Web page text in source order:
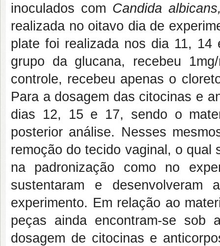
inoculados com Candida
realizada no oitavo dia de
plate foi realizada nos dia 11,
grupo da glucana, recebeu
controle, recebeu apenas o
Para a dosagem das citocinas e
dias 12, 15 e 17, sendo o
posterior análise. Nesses
remoção do tecido vaginal, o qual
na padronização como no
sustentaram e desenvolveram
experimento. Em relação ao
peças ainda encontram-se
dosagem de citocinas e